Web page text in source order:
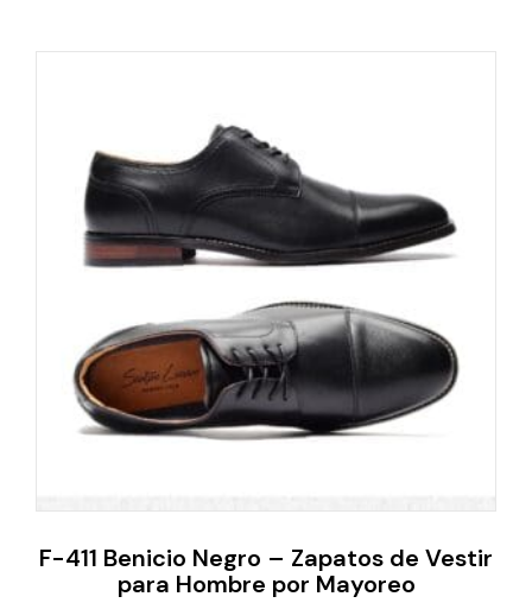
F-411 Benicio Negro – Zapatos de Vestir
para Hombre por Mayoreo